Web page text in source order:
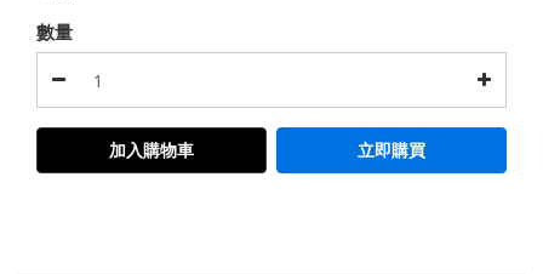
數量
加入購物車 立即購買